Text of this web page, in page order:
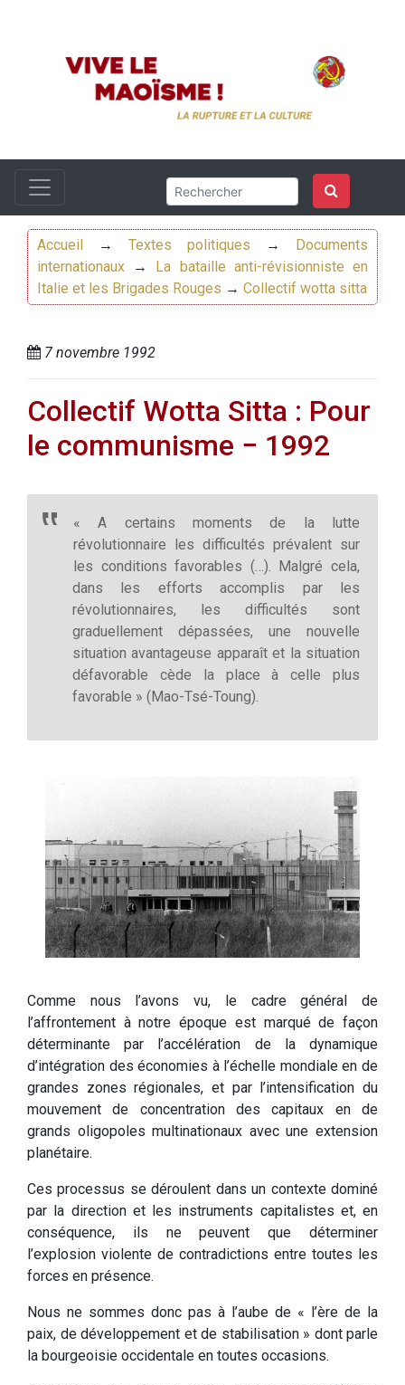
Accueil → Textes politiques →
Documents
internationaux →
La bataille anti-révisionniste en
Italie et les Brigades Rouges → Collectif wotta sitta
7 novembre 1992
Collectif Wotta Sitta : Pour
le communisme − 1992
« A certains moments de la lutte
révolutionnaire les difficultés prévalent sur
les conditions favorables (…). Malgré cela,
dans les efforts accomplis par les
révolutionnaires, les difficultés sont
graduellement dépassées, une nouvelle
situation avantageuse apparaît et la situation
défavorable cède la place à celle plus
favorable » (Mao-Tsé-Toung).
Comme nous l’avons vu, le cadre général de
l’affrontement à notre époque est marqué de façon
déterminante par l’accélération de la dynamique
d’intégration des économies à l’échelle mondiale en de
grandes zones régionales, et par l’intensification du
mouvement de concentration des capitaux en de
grands oligopoles multinationaux avec une extension
planétaire.
Ces processus se déroulent dans un contexte dominé
par la direction et les instruments capitalistes et, en
conséquence, ils ne peuvent que déterminer
l’explosion violente de contradictions entre toutes les
forces en présence.
Nous ne sommes donc pas à l’aube de « l’ère de la
paix, de développement et de stabilisation » dont parle
la bourgeoisie occidentale en toutes occasions.